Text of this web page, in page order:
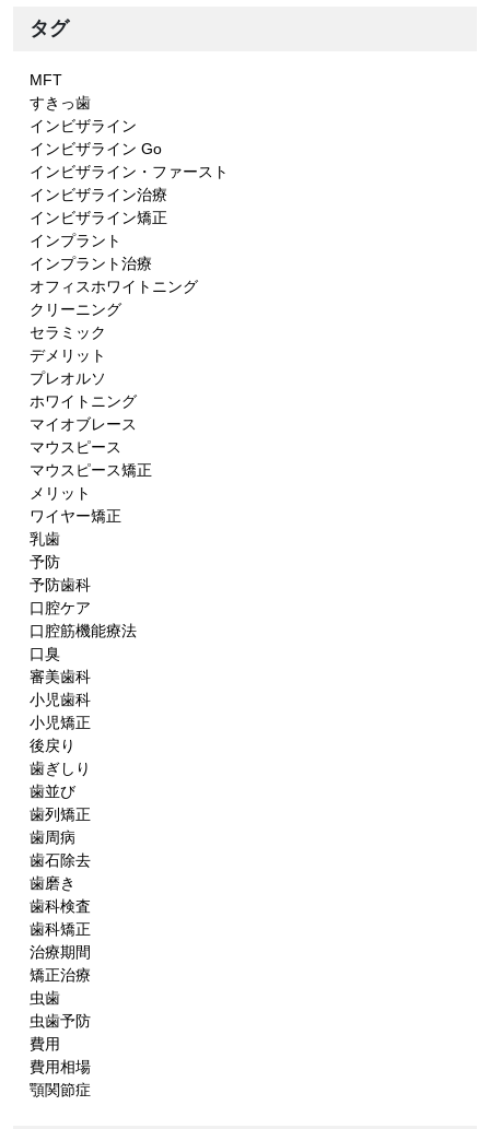
タグ
MFT
すきっ歯
インビザライン
インビザライン Go
インビザライン・ファースト
インビザライン治療
インビザライン矯正
インプラント
インプラント治療
オフィスホワイトニング
クリーニング
セラミック
デメリット
プレオルソ
ホワイトニング
マイオブレース
マウスピース
マウスピース矯正
メリット
ワイヤー矯正
乳歯
予防
予防歯科
口腔ケア
口腔筋機能療法
口臭
審美歯科
小児歯科
小児矯正
後戻り
歯ぎしり
歯並び
歯列矯正
歯周病
歯石除去
歯磨き
歯科検査
歯科矯正
治療期間
矯正治療
虫歯
虫歯予防
費用
費用相場
顎関節症